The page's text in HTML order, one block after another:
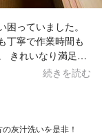
っていました。
丁寧で作業時間も
きれいなり満足し
続きを読む
灰汁洗いを是非！